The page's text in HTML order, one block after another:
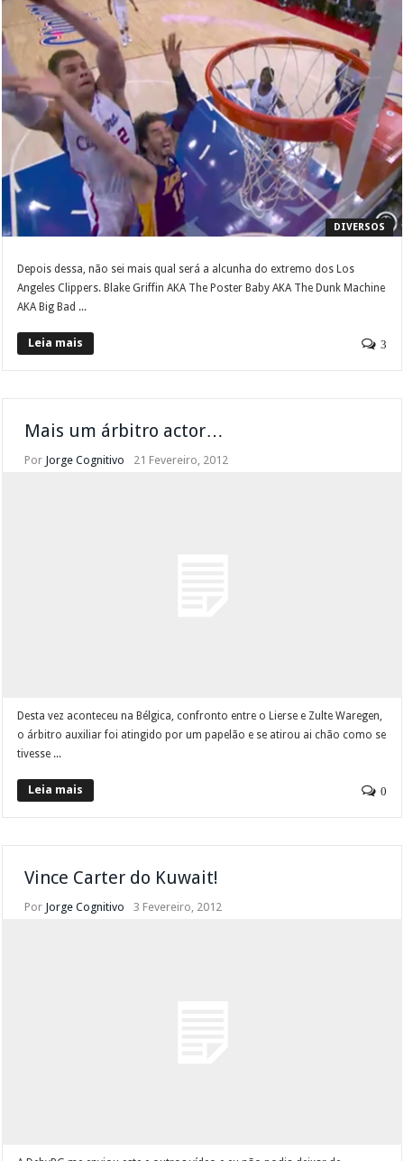
DIVERSOS
Depois dessa, não sei mais qual será a alcunha do extremo dos Los
Angeles Clippers. Blake Griffin AKA The Poster Baby AKA The Dunk Machine
AKA Big Bad ...
Leia mais 3
Mais um árbitro actor…
Por Jorge Cognitivo 21 Fevereiro, 2012
Desta vez aconteceu na Bélgica, confronto entre o Lierse e Zulte Waregen,
o árbitro auxiliar foi atingido por um papelão e se atirou ai chão como se
tivesse ...
Leia mais 0
Vince Carter do Kuwait!
Por Jorge Cognitivo 3 Fevereiro, 2012